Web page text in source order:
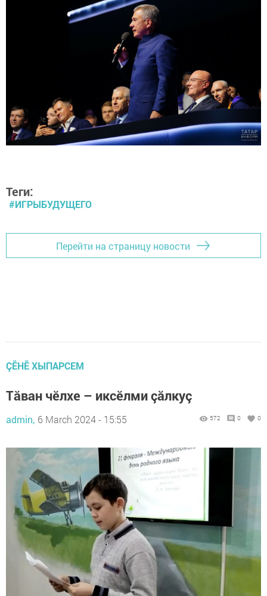
Теги:
#ИГРЫБУДУЩЕГО
Перейти на страницу новости
ÇӖНӖ ХЫПАРСЕМ
Тăван чӗлхе – иксӗлми çăлкуç
admin, 6 March 2024 - 15:55 572 0 0